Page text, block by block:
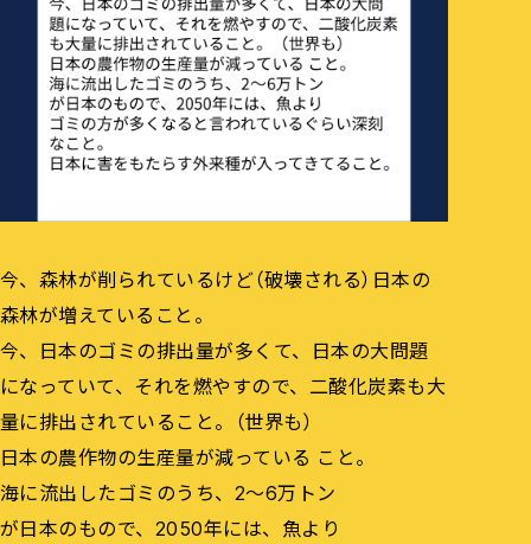
今、森林が削られているけど（破壊される）日本の
森林が増えていること。
今、日本のゴミの排出量が多くて、日本の大問題
になっていて、それを燃やすので、二酸化炭素も大
量に排出されていること。（世界も）
日本の農作物の生産量が減っている こと。
海に流出したゴミのうち、2～6万トン
が日本のもので、2050年には、魚より